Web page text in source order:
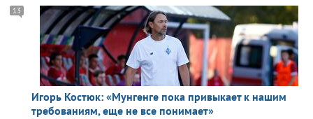
Игорь Костюк: «Мунгенге пока привыкает к нашим
требованиям, еще не все понимает»
13